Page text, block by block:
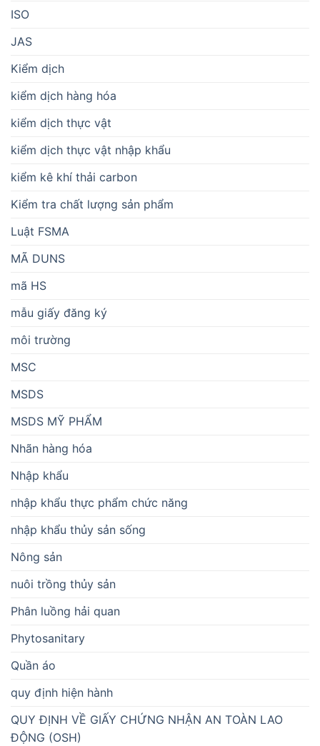
ISO
JAS
Kiểm dịch
kiểm dịch hàng hóa
kiểm dịch thực vật
kiểm dịch thực vật nhập khẩu
kiểm kê khí thải carbon
Kiểm tra chất lượng sản phẩm
Luật FSMA
MÃ DUNS
mã HS
mẫu giấy đăng ký
môi trường
MSC
MSDS
MSDS MỸ PHẨM
Nhãn hàng hóa
Nhập khẩu
nhập khẩu thực phẩm chức năng
nhập khẩu thủy sản sống
Nông sản
nuôi trồng thủy sản
Phân luồng hải quan
Phytosanitary
Quần áo
quy định hiện hành
QUY ĐỊNH VỀ GIẤY CHỨNG NHẬN AN TOÀN LAO
ĐỘNG (OSH)